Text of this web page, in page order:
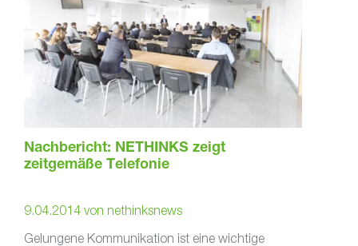
Nachbericht: NETHINKS zeigt
zeitgemäße Telefonie
9.04.2014 von nethinksnews
Gelungene Kommunikation ist eine wichtige